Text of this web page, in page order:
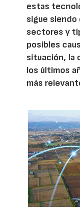
estas
sigue
sectores y
posibles
situación, la
los últimos
más